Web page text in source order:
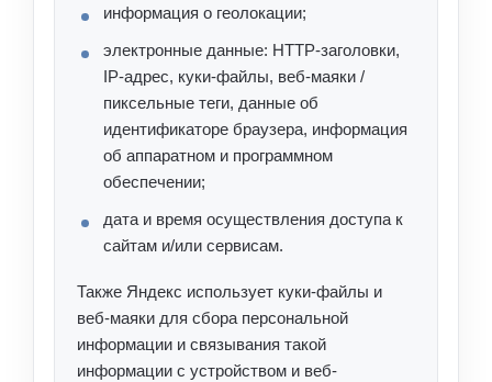
информация о геолокации;
электронные данные: HTTP-заголовки,
IP-адрес, куки-файлы, веб-маяки /
пиксельные теги, данные об
идентификаторе браузера, информация
об аппаратном и программном
обеспечении;
дата и время осуществления доступа к
сайтам и/или сервисам.
Также Яндекс использует куки-файлы и
веб-маяки для сбора персональной
информации и связывания такой
информации с устройством и веб-